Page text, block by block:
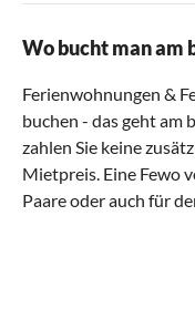
Wo bucht man am
Ferienwohnungen &
buchen - das geht am
zahlen Sie keine
Mietpreis. Eine Fewo
Paare oder auch für